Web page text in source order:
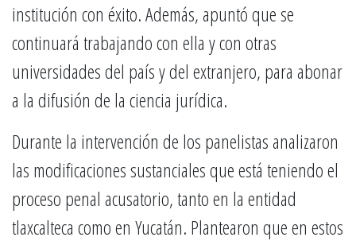
institución con éxito. Además, apuntó que se
continuará trabajando con ella y con otras
universidades del país y del extranjero, para abonar
a la difusión de la ciencia jurídica.
Durante la intervención de los panelistas analizaron
las modificaciones sustanciales que está teniendo el
proceso penal acusatorio, tanto en la entidad
tlaxcalteca como en Yucatán. Plantearon que en estos